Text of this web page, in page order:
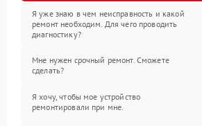
Я уже знаю в чем неисправность и какой
ремонт необходим. Для чего проводить
диагностику?
Мне нужен срочный ремонт. Сможете
сделать?
Я хочу, чтобы мое устройство
ремонтировали при мне.